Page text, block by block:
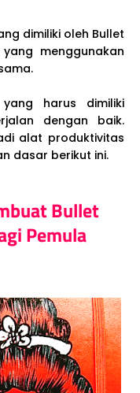
dimiliki oleh Bullet
menggunakan
harus dimiliki
dengan baik.
alat produktivitas
dasar berikut ini.
Bullet
Pemula